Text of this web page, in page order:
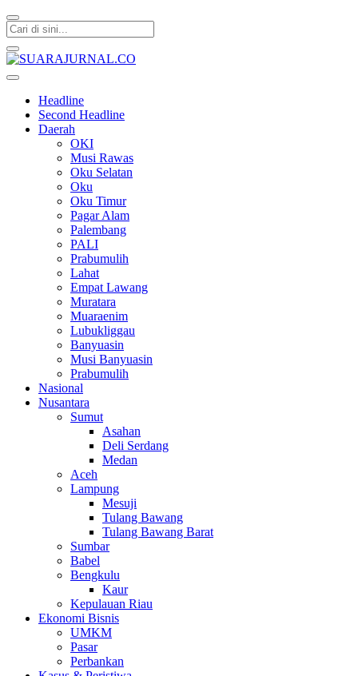
Headline
Second Headline
Daerah
OKI
Musi Rawas
Oku Selatan
Oku
Oku Timur
Pagar Alam
Palembang
PALI
Prabumulih
Lahat
Empat Lawang
Muratara
Muaraenim
Lubukliggau
Banyuasin
Musi Banyuasin
Prabumulih
Nasional
Nusantara
Sumut
Asahan
Deli Serdang
Medan
Aceh
Lampung
Mesuji
Tulang Bawang
Tulang Bawang Barat
Sumbar
Babel
Bengkulu
Kaur
Kepulauan Riau
Ekonomi Bisnis
UMKM
Pasar
Perbankan